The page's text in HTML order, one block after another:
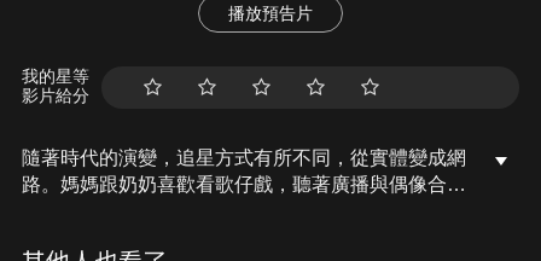
播放預告片
我的星等
影片給分
隨著時代的演變，追星方式有所不同，從實體變成網
路。媽媽跟奶奶喜歡看歌仔戲，聽著廣播與偶像合